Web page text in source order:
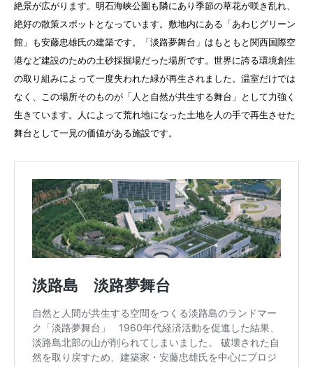
絶景が広がります。明石海峡公園も隣にあり季節の草花が咲き乱れ、
絶好の散策スポットとなっています。敷地内にある「あわじグリーン
館」も安藤忠雄氏の建築です。「淡路夢舞台」はもともと関西国際空
港など建設のための土砂採掘場だった場所です。世界に誇る環境創生
の取り組みによって一度失われた緑が再生されました。温室だけでは
なく、この場所そのものが「人と自然が共生する舞台」として力強く
生きています。人によって荒れ地になった土地を人の手で再生させた
舞台として一見の価値がある施設です。